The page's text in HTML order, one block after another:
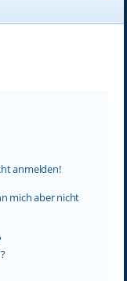
anmelden!
mich aber nicht